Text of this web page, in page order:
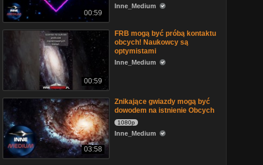
00:59
Inne_Medium
00:59
FRB mogą być próbą kontaktu
obcych! Naukowcy są
optymistami
Inne_Medium
03:58
Znikające gwiazdy mogą być
dowodem na istnienie Obcych
1080p
Inne_Medium